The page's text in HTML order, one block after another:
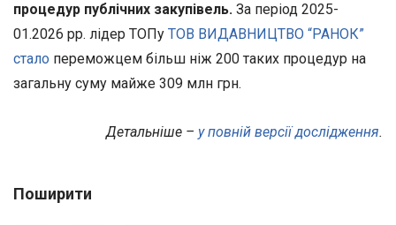
процедур публічних закупівель. За період 2025-
01.2026 рр. лідер ТОПу ТОВ ВИДАВНИЦТВО “РАНОК”
стало переможцем більш ніж 200 таких процедур на
загальну суму майже 309 млн грн.
Детальніше – у повній версії дослідження.
Поширити